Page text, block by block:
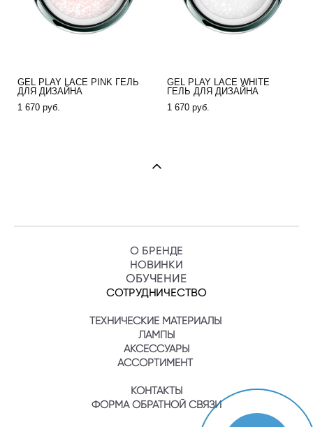
GEL PLAY LACE PINK ГЕЛЬ
ДЛЯ ДИЗАЙНА
1 670 pуб.
GEL PLAY LACE WHITE
ГЕЛЬ ДЛЯ ДИЗАЙНА
1 670 pуб.
О БРЕНДЕ
НОВИНКИ
ОБУЧЕНИЕ
СОТРУДНИЧЕСТВО
ТЕХНИЧЕСКИЕ МАТЕРИАЛЫ
ЛАМПЫ
АКСЕССУАРЫ
АССОРТИМЕНТ
КОНТАКТЫ
ФОРМА ОБРАТНОЙ СВЯЗИ